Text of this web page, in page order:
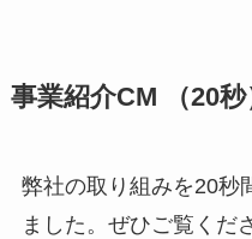
事業紹介CM （20秒
弊社の取り組みを20秒
ました。ぜひご覧くだ